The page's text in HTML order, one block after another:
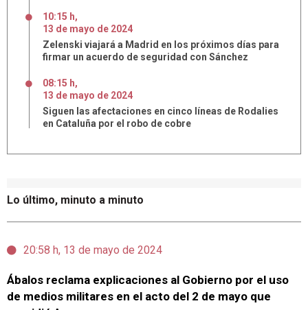
Lo último, minuto a minuto
20:58 h, 13 de mayo de 2024
Ábalos reclama explicaciones al Gobierno por el uso
de medios militares en el acto del 2 de mayo que
10:15 h,
13 de mayo de 2024
Zelenski viajará a Madrid en los próximos días para
firmar un acuerdo de seguridad con Sánchez
08:15 h,
13 de mayo de 2024
Siguen las afectaciones en cinco líneas de Rodalies
en Cataluña por el robo de cobre